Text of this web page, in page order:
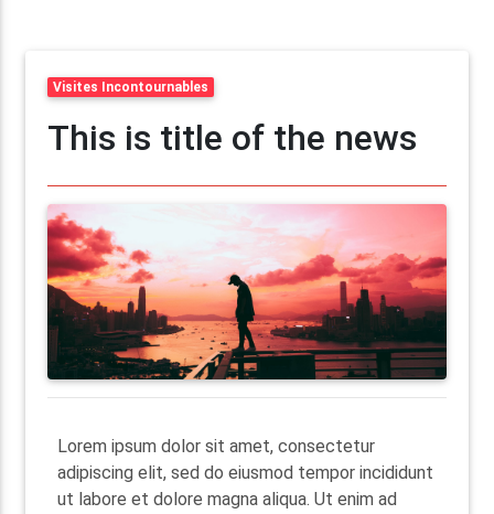
Visites Incontournables
This is title of the news
Lorem ipsum dolor sit amet, consectetur
adipiscing elit, sed do eiusmod tempor incididunt
ut labore et dolore magna aliqua. Ut enim ad